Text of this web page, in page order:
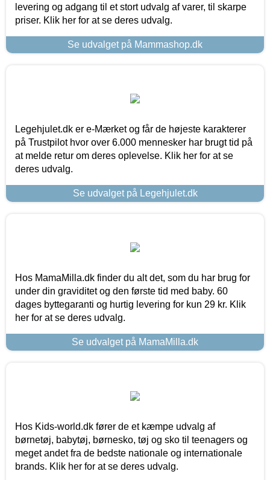
levering og adgang til et stort udvalg af varer, til skarpe
priser. Klik her for at se deres udvalg.
Se udvalget på Mammashop.dk
Legehjulet.dk er e-Mærket og får de højeste karakterer
på Trustpilot hvor over 6.000 mennesker har brugt tid på
at melde retur om deres oplevelse. Klik her for at se
deres udvalg.
Se udvalget på Legehjulet.dk
Hos MamaMilla.dk finder du alt det, som du har brug for
under din graviditet og den første tid med baby. 60
dages byttegaranti og hurtig levering for kun 29 kr. Klik
her for at se deres udvalg.
Se udvalget på MamaMilla.dk
Hos Kids-world.dk fører de et kæmpe udvalg af
børnetøj, babytøj, børnesko, tøj og sko til teenagers og
meget andet fra de bedste nationale og internationale
brands. Klik her for at se deres udvalg.